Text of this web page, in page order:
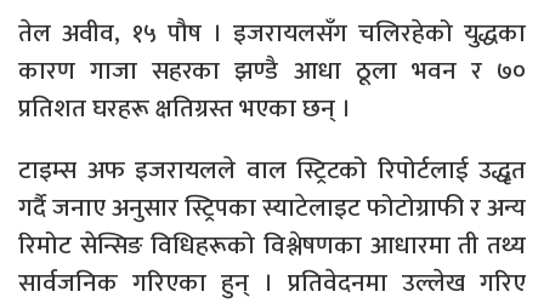
तेल अवीव, १५ पौष । इजरायलसँग चलिरहेको युद्धका
कारण गाजा सहरका झण्डै आधा ठूला भवन र ७०
प्रतिशत घरहरू क्षतिग्रस्त भएका छन् ।
टाइम्स अफ इजरायलले वाल स्ट्रिटको रिपोर्टलाई उद्धृत
गर्दै जनाए अनुसार स्ट्रिपका स्याटेलाइट फोटोग्राफी र अन्य
रिमोट सेन्सिङ विधिहरूको विश्लेषणका आधारमा ती तथ्य
सार्वजनिक गरिएका हुन् । प्रतिवेदनमा उल्लेख गरिए